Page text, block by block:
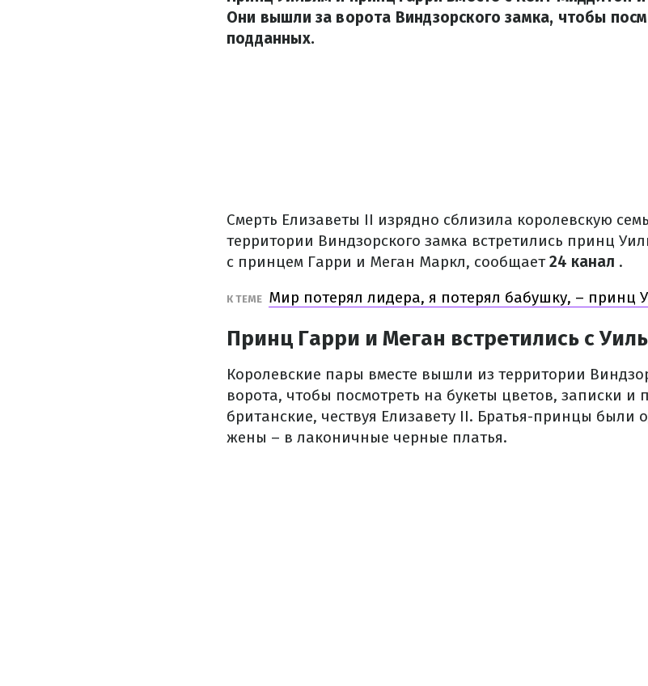
Они вышли за ворота Виндзорского замка, чтобы
подданных.
Смерть Елизаветы II изрядно сблизила королевскую
территории Виндзорского замка встретились принц
с принцем Гарри и Меган Маркл, сообщает24 канал .
К ТЕМЕ Мир потерял лидера, я потерял бабушку, – принц
Принц Гарри и Меган встретились с
Королевские пары вместе вышли из территории
ворота, чтобы посмотреть на букеты цветов, записки и
британские, чествуя Елизавету II. Братья-принцы были
жены – в лаконичные черные платья.